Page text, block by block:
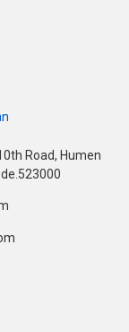
Road, Humen